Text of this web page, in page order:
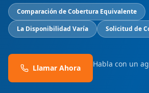
Comparación de Cobertura Equivalente
La Disponibilidad Varía
Solicitud de
Llamar Ahora Habla con un